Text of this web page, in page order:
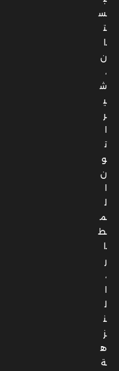
س
ت
ا
ن
،
ش
ي
ر
ا
ت
و
ن
ا
ل
م
ط
ا
ر
،
ا
ل
ن
ز
ه
ة